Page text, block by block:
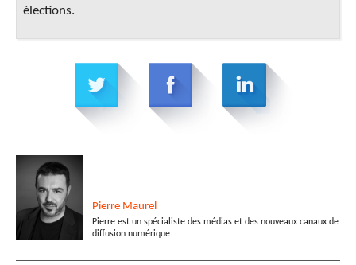
élections.
Pierre Maurel
Pierre est un spécialiste des médias et des nouveaux canaux de
diffusion numérique